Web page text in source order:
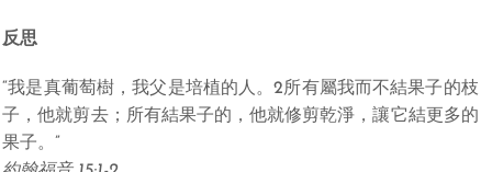
反思
“我是真葡萄樹，我父是培植的人。2所有屬我而不結果子的枝
子，他就剪去；所有結果子的，他就修剪乾淨，讓它結更多的
果子。”